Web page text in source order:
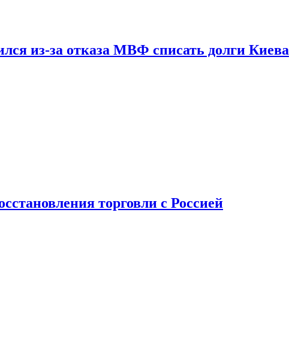
из-за отказа МВФ списать долги Киева
торговли с Россией